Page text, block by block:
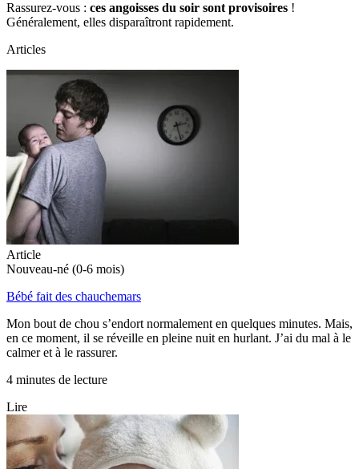
Rassurez-vous : ces angoisses du soir sont provisoires !
Généralement, elles disparaîtront rapidement.
Articles
Article
Nouveau-né (0-6 mois)
Bébé fait des chauchemars
Mon bout de chou s’endort normalement en quelques minutes. Mais,
en ce moment, il se réveille en pleine nuit en hurlant. J’ai du mal à le
calmer et à le rassurer.
4 minutes de lecture
Lire